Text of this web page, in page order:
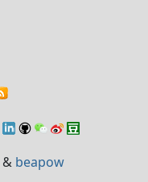
& beapow